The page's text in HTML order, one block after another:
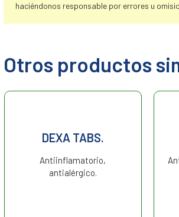
haciéndonos responsable por errores u
Otros productos
DEXA TABS.
Antiinflamatorio,
antialérgico.